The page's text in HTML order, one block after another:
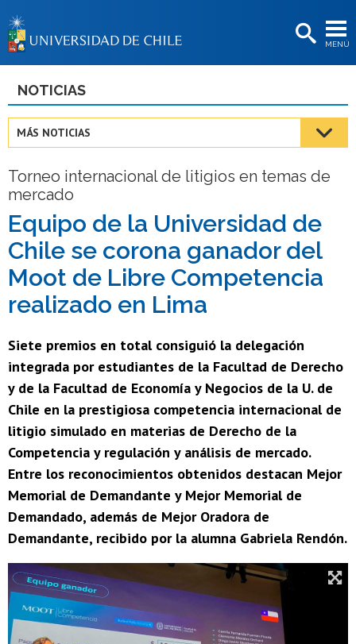
MENÚ
BIBLIOTECAS
Estudiantes
Académicas/os
Funcionarias/os
Egresadas/os
NOTICIAS
MÁS NOTICIAS
Torneo internacional de litigios en temas de
mercado
Equipo de la Universidad de
Chile se corona ganador del
Moot de Libre Competencia
realizado en Lima
Siete premios en total consiguió la delegación
integrada por estudiantes de la Facultad de Derecho
y de la Facultad de Economía y Negocios de la U. de
Chile en la prestigiosa competencia internacional de
litigio simulado en materias de Derecho de la
Competencia y regulación y análisis de mercado.
Entre los reconocimientos obtenidos destacan Mejor
Memorial de Demandante y Mejor Memorial de
Demandado, además de Mejor Oradora de
Demandante, recibido por la alumna Gabriela Rendón.